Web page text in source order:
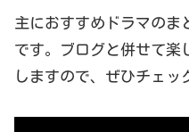
主におすすめドラマのま
です。ブログと併せて楽
しますので、ぜひチェ